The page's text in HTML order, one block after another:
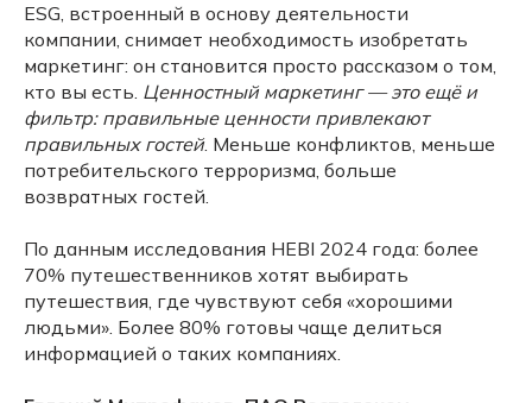
ESG, встроенный в основу деятельности
компании, снимает необходимость изобретать
маркетинг: он становится просто рассказом о том,
кто вы есть. Ценностный маркетинг — это ещё и
фильтр: правильные ценности привлекают
правильных гостей. Меньше конфликтов, меньше
потребительского терроризма, больше
возвратных гостей.
По данным исследования HEBI 2024 года: более
70% путешественников хотят выбирать
путешествия, где чувствуют себя «хорошими
людьми». Более 80% готовы чаще делиться
информацией о таких компаниях.